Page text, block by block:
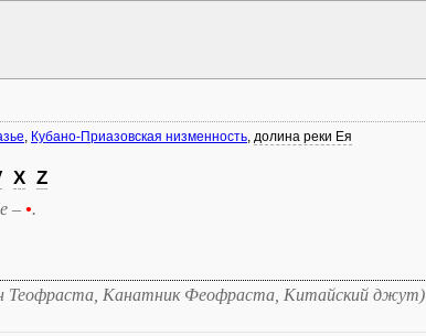
, Кубано-Приазовская низменность, долина реки Ея
X Z
– •.
Теофраста, Канатник Феофраста, Китайский джут)